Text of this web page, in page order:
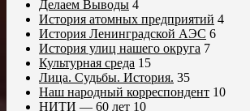
Делаем Выводы 4
История атомных предприятий 4
История Ленинградской АЭС 6
История улиц нашего округа 7
Культурная среда 15
Лица. Судьбы. История. 35
Наш народный корреспондент 10
НИТИ — 60 лет 10